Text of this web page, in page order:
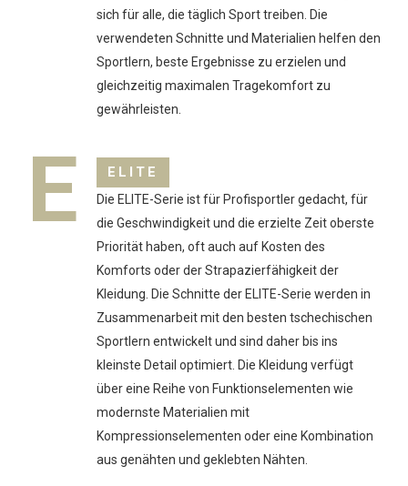
sich für alle, die täglich Sport treiben. Die
verwendeten Schnitte und Materialien helfen den
Sportlern, beste Ergebnisse zu erzielen und
gleichzeitig maximalen Tragekomfort zu
gewährleisten.
E ELITE
Die ELITE-Serie ist für Profisportler gedacht, für
die Geschwindigkeit und die erzielte Zeit oberste
Priorität haben, oft auch auf Kosten des
Komforts oder der Strapazierfähigkeit der
Kleidung. Die Schnitte der ELITE-Serie werden in
Zusammenarbeit mit den besten tschechischen
Sportlern entwickelt und sind daher bis ins
kleinste Detail optimiert. Die Kleidung verfügt
über eine Reihe von Funktionselementen wie
modernste Materialien mit
Kompressionselementen oder eine Kombination
aus genähten und geklebten Nähten.